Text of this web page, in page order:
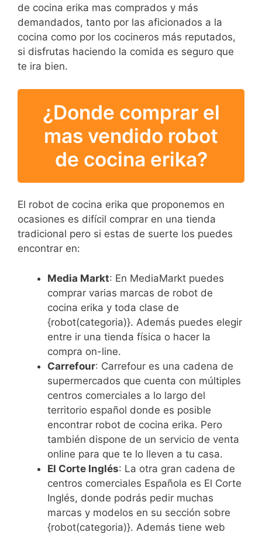
de cocina erika mas comprados y más
demandados, tanto por las aficionados a la
cocina como por los cocineros más reputados,
si disfrutas haciendo la comida es seguro que
te ira bien.
¿Donde comprar el
mas vendido robot
de cocina erika?
El robot de cocina erika que proponemos en
ocasiones es difícil comprar en una tienda
tradicional pero si estas de suerte los puedes
encontrar en:
Media Markt: En MediaMarkt puedes
comprar varias marcas de robot de
cocina erika y toda clase de
{robot(categoria)}. Además puedes elegir
entre ir una tienda física o hacer la
compra on-line.
Carrefour: Carrefour es una cadena de
supermercados que cuenta con múltiples
centros comerciales a lo largo del
territorio español donde es posible
encontrar robot de cocina erika. Pero
también dispone de un servicio de venta
online para que te lo lleven a tu casa.
El Corte Inglés: La otra gran cadena de
centros comerciales Española es El Corte
Inglés, donde podrás pedir muchas
marcas y modelos en su sección sobre
{robot(categoria)}. Además tiene web